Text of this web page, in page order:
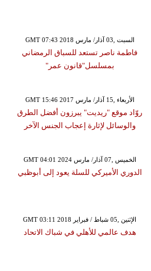
GMT 07:43 2018 السبت ,03 آذار/ مارس
فاطمة ناصر تستعد للسباق الرمضاني
بمسلسل"قانون عمر"
GMT 15:46 2017 الأربعاء ,15 آذار/ مارس
روّاد موقع "ريديت" يبرزون أفضل الطرق
والوسائل لإثارة إعجاب الجنس الآخر
GMT 04:01 2024 الخميس ,07 آذار/ مارس
الدوري الأميركي للسلة يعود إلى أبوظبي
GMT 03:11 2018 الإثنين ,05 شباط / فبراير
هدف عالمي للأهلي في شباك الاتحاد